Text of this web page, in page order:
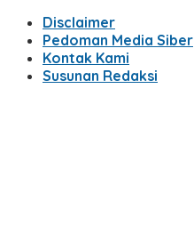
Disclaimer
Pedoman Media Siber
Kontak Kami
Susunan Redaksi